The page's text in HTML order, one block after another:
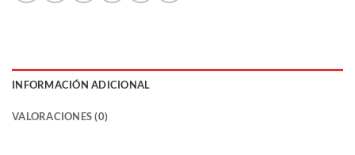
INFORMACIÓN ADICIONAL
VALORACIONES (0)